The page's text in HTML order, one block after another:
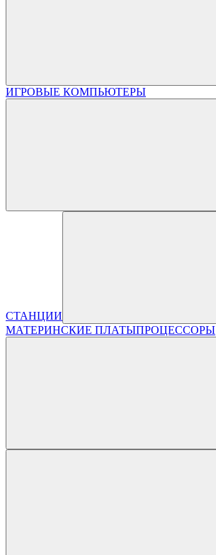
ИГРОВЫЕ КОМПЬЮТЕРЫ
СТАНЦИИ
МАТЕРИНСКИЕ ПЛАТЫПРОЦЕССОРЫ